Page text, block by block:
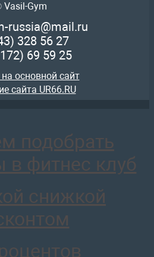
Vasil-Gym
russia@mail.ru
328 56 27
69 59 25
на основной сайт
сайта UR66.RU
подобрать
в фитнес клуб
снижкой